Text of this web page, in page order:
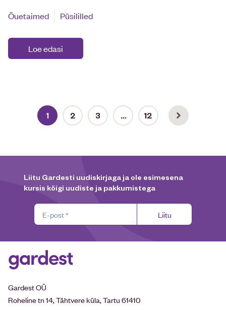
Õuetaimed
Püsililled
Loe edasi
1 2 3 … 12
Liitu Gardesti uudiskirjaga ja ole esimesena
kursis kõigi uudiste ja pakkumistega
Liitu
Gardest OÜ
Roheline tn 14, Tähtvere küla, Tartu 61410